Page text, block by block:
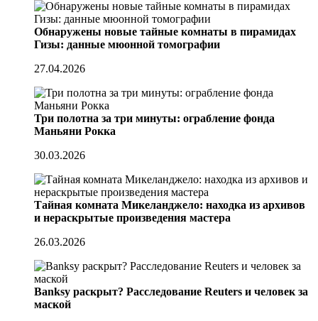
Обнаружены новые тайные комнаты в пирамидах
Гизы: данные мюонной томографии
27.04.2026
Три полотна за три минуты: ограбление фонда
Маньяни Рокка
30.03.2026
Тайная комната Микеланджело: находка из архивов
и нераскрытые произведения мастера
26.03.2026
Banksy раскрыт? Расследование Reuters и человек за
маской